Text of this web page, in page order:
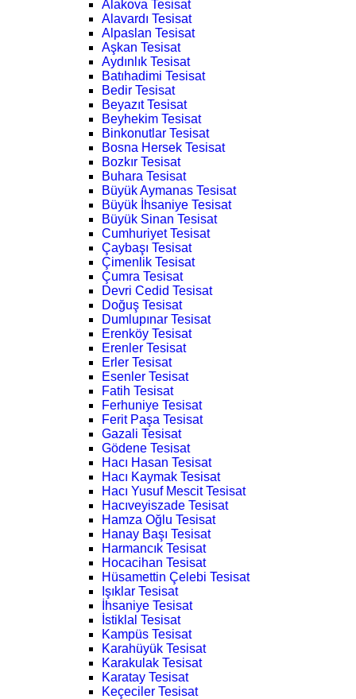
Alakova Tesisat
Alavardı Tesisat
Alpaslan Tesisat
Aşkan Tesisat
Aydınlık Tesisat
Batıhadimi Tesisat
Bedir Tesisat
Beyazıt Tesisat
Beyhekim Tesisat
Binkonutlar Tesisat
Bosna Hersek Tesisat
Bozkır Tesisat
Buhara Tesisat
Büyük Aymanas Tesisat
Büyük İhsaniye Tesisat
Büyük Sinan Tesisat
Cumhuriyet Tesisat
Çaybaşı Tesisat
Çimenlik Tesisat
Çumra Tesisat
Devri Cedid Tesisat
Doğuş Tesisat
Dumlupınar Tesisat
Erenköy Tesisat
Erenler Tesisat
Erler Tesisat
Esenler Tesisat
Fatih Tesisat
Ferhuniye Tesisat
Ferit Paşa Tesisat
Gazali Tesisat
Gödene Tesisat
Hacı Hasan Tesisat
Hacı Kaymak Tesisat
Hacı Yusuf Mescit Tesisat
Hacıveyiszade Tesisat
Hamza Oğlu Tesisat
Hanay Başı Tesisat
Harmancık Tesisat
Hocacihan Tesisat
Hüsamettin Çelebi Tesisat
Işıklar Tesisat
İhsaniye Tesisat
İstiklal Tesisat
Kampüs Tesisat
Karahüyük Tesisat
Karakulak Tesisat
Karatay Tesisat
Keçeciler Tesisat